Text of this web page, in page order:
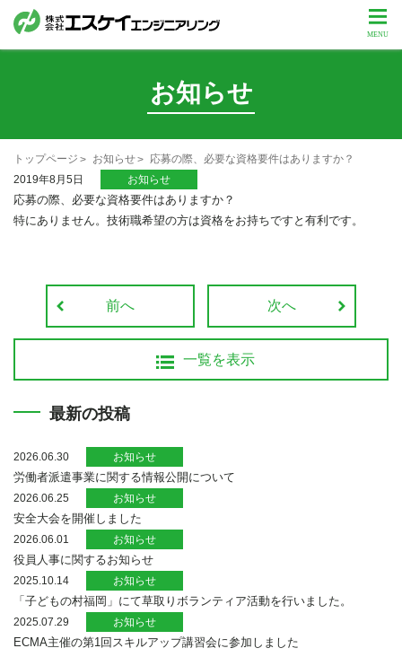
お知らせ
トップページ お知らせ
応募の際、必要な資格要件はありますか？
2019年8月5日
お知らせ
応募の際、必要な資格要件はありますか？
特にありません。技術職希望の方は資格をお持ちですと有利です。
前へ
一覧を表示
次へ
最新の投稿
2026.06.30 お知らせ
労働者派遣事業に関する情報公開について
2026.06.25 お知らせ
安全大会を開催しました
2026.06.01 お知らせ
役員人事に関するお知らせ
2025.10.14 お知らせ
「子どもの村福岡」にて草取りボランティア活動を行いました。
2025.07.29 お知らせ
ECMA主催の第1回スキルアップ講習会に参加しました